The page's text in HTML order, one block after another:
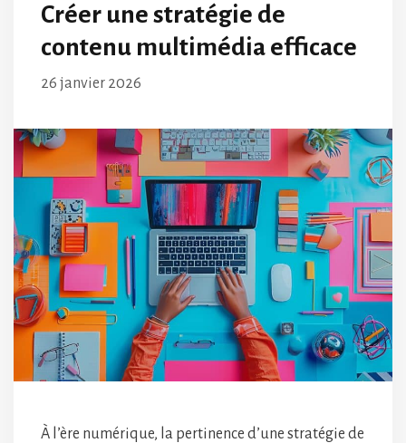
Créer une stratégie de
contenu multimédia efficace
26 janvier 2026
À l’ère numérique, la pertinence d’une stratégie de